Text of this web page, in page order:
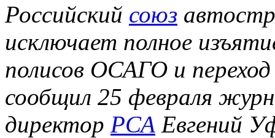
Российский союз
исключает полное
полисов ОСАГО и
сообщил 25 февраля
директор РСА Евгений